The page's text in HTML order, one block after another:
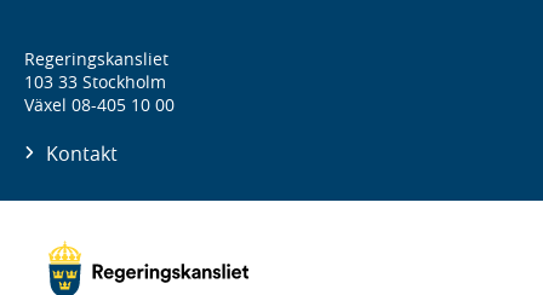
Regeringskansliet
103 33 Stockholm
Växel 08-405 10 00
Kontakt